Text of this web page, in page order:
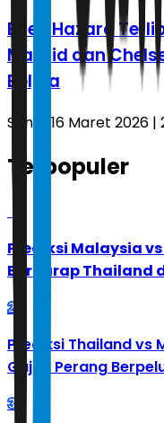
Eden Hazard
Madrid dan
Belgia
Senin, 16 Maret 2026 |
Terpopuler
Prediksi Malaysia
Berharap Thailand
2
Prediksi Thailand vs
Gajah Perang
3